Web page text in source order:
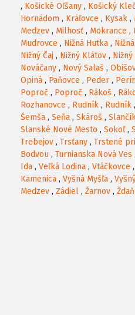
, Košické Oľšany , Košický
Hornádom , Kráľovce , Kysak ,
Medzev , Milhosť , Mokrance ,
Mudrovce , Nižná Hutka ,
Nižný Čaj , Nižný Klátov , Nižný
Nováčany , Nový Salaš ,
Opiná , Paňovce , Peder ,
Poproč , Poproč , Rákoš ,
Rozhanovce , Rudník , Rudník ,
Šemša , Seňa , Skároš ,
Slanské Nové Mesto , Sokoľ,
Trebejov , Trsťany , Trstené
Bodvou , Turnianska Nová Ves ,
Ida , Veľká Lodina , Vtáčkovce ,
Kamenica , Vyšná Myšľa ,
Medzev , Zádiel , Žarnov ,